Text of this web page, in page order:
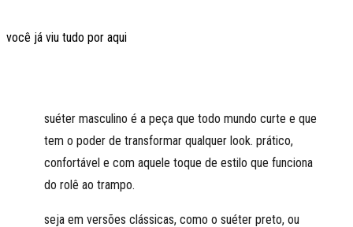
você já viu tudo por aqui
suéter masculino é a peça que todo mundo curte e que
tem o poder de transformar qualquer look. prático,
confortável e com aquele toque de estilo que funciona
do rolê ao trampo.
seja em versões clássicas, como o suéter preto, ou